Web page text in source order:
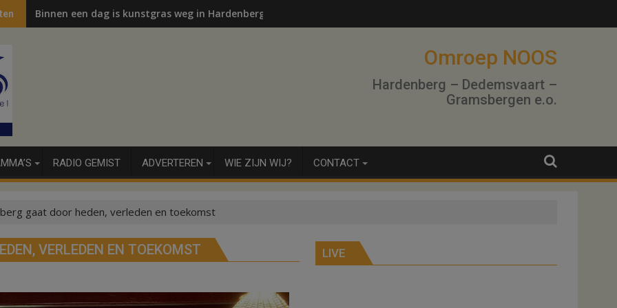
Binnen een dag is kunstgras weg in Hardenberg en Sibculo
Omroep NOOS
Hardenberg – Dedemsvaart –
Gramsbergen e.o.
RADIO GEMIST ADVERTEREN WIE ZIJN WIJ? CONTACT
gaat door heden, verleden en toekomst
VERLEDEN EN TOEKOMST LIVE